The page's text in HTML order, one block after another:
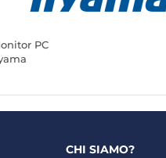
PC
CHI SIAMO?